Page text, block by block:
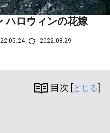
ハロウィンの花嫁
2022.08.29
目次 [とじる]